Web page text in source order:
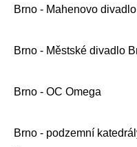
Brno - Mahenovo divadlo
Brno - Městské divadlo
Brno - OC Omega
Brno - podzemní